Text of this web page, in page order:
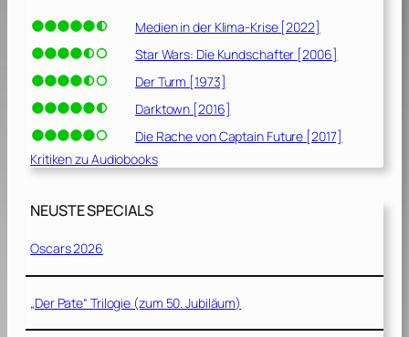
Medien in der Klima-Krise [2022]
Star Wars: Die Kundschafter [2006]
Der Turm [1973]
Darktown [2016]
Die Rache von Captain Future [2017]
Kritiken zu Audiobooks
NEUSTE SPECIALS
Oscars 2026
„Der Pate“ Trilogie (zum 50. Jubiläum)